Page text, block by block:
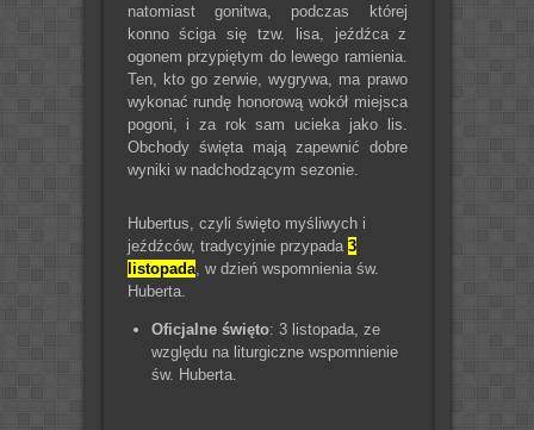
natomiast gonitwa, podczas której
konno ściga się tzw. lisa, jeźdźca z
ogonem przypiętym do lewego ramienia.
Ten, kto go zerwie, wygrywa, ma prawo
wykonać rundę honorową wokół miejsca
pogoni, i za rok sam ucieka jako lis.
Obchody święta mają zapewnić dobre
wyniki w nadchodzącym sezonie.
Hubertus, czyli święto myśliwych i
jeźdźców, tradycyjnie przypada 3
listopada, w dzień wspomnienia św.
Huberta.
Oficjalne święto: 3 listopada, ze
względu na liturgiczne wspomnienie
św. Huberta.